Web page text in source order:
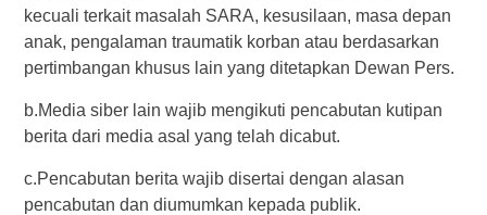
kecuali terkait masalah SARA, kesusilaan, masa depan
anak, pengalaman traumatik korban atau berdasarkan
pertimbangan khusus lain yang ditetapkan Dewan Pers.
b.Media siber lain wajib mengikuti pencabutan kutipan
berita dari media asal yang telah dicabut.
c.Pencabutan berita wajib disertai dengan alasan
pencabutan dan diumumkan kepada publik.